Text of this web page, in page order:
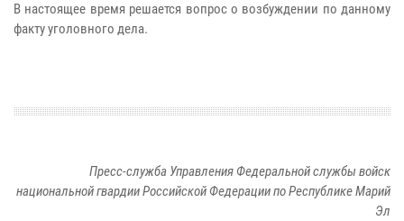
В настоящее время решается вопрос о возбуждении по данному
факту уголовного дела.
Пресс-служба Управления Федеральной службы войск
национальной гвардии Российской Федерации по Республике Марий
Эл